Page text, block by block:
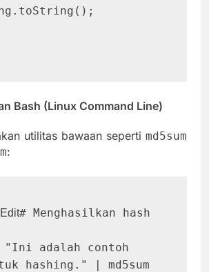
Bash (Linux Command Line)
utilitas bawaan seperti md5sum
:
# Menghasilkan hash
"Ini adalah contoh
hashing." | md5sum